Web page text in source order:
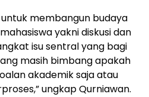
membangun budaya
yakni diskusi dan
isu sentral yang bagi
masih bimbang apakah
akademik saja atau
ungkap Qurniawan.